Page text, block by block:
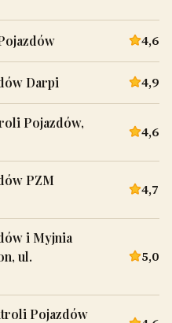
4,6
Darpi 4,9
Pojazdów,
4,6
PZM
4,7
i Myjnia
ul.
5,0
Pojazdów